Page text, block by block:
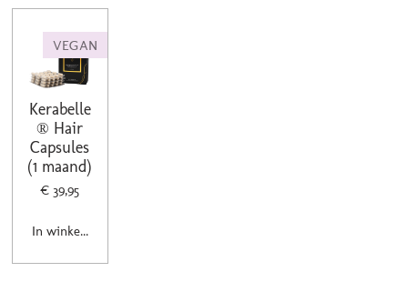
VEGAN
Kerabelle
® Hair
Capsules
(1 maand)
€ 39,95
In winkelwagen